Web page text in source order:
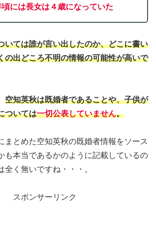
頃には長女は４歳になっていた
いては誰が言い出したのか、どこに書い
の出どころ不明の情報の可能性が高いで
空知英秋は既婚者であることや、子供が
ついては一切公表していません。
まとめた空知英秋の既婚者情報をソース
も本当であるかのように記載しているの
全く無いですね・・・。
スポンサーリンク